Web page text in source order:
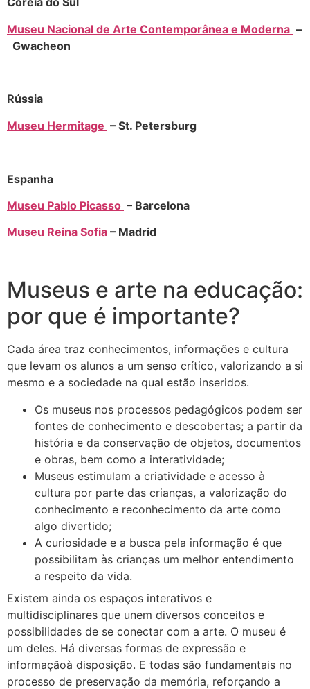
Museu Nacional de Arte Contemporânea e Moderna –
Gwacheon
Rússia
Museu Hermitage – St. Petersburg
Espanha
Museu Pablo Picasso – Barcelona
Museu Reina Sofia – Madrid
Museus e arte na educação:
por que é importante?
Cada área traz conhecimentos, informações e cultura
que levam os alunos a um senso crítico, valorizando a si
mesmo e a sociedade na qual estão inseridos.
Os museus nos processos pedagógicos podem ser
fontes de conhecimento e descobertas; a partir da
história e da conservação de objetos, documentos
e obras, bem como a interatividade;
Museus estimulam a criatividade e acesso à
cultura por parte das crianças, a valorização do
conhecimento e reconhecimento da arte como
algo divertido;
A curiosidade e a busca pela informação é que
possibilitam às crianças um melhor entendimento
a respeito da vida.
Existem ainda os espaços interativos e
multidisciplinares que unem diversos conceitos e
possibilidades de se conectar com a arte. O museu é
um deles. Há diversas formas de expressão e
informaçãoà disposição. E todas são fundamentais no
processo de preservação da memória, reforçando a